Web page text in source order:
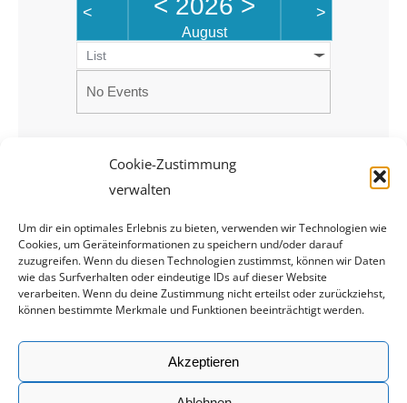
Cookie-Zustimmung
verwalten
Um dir ein optimales Erlebnis zu bieten, verwenden wir Technologien wie
Cookies, um Geräteinformationen zu speichern und/oder darauf
zuzugreifen. Wenn du diesen Technologien zustimmst, können wir Daten
wie das Surfverhalten oder eindeutige IDs auf dieser Website
verarbeiten. Wenn du deine Zustimmung nicht erteilst oder zurückziehst,
können bestimmte Merkmale und Funktionen beeinträchtigt werden.
Akzeptieren
< < 2026 >
August
>
List
No Events